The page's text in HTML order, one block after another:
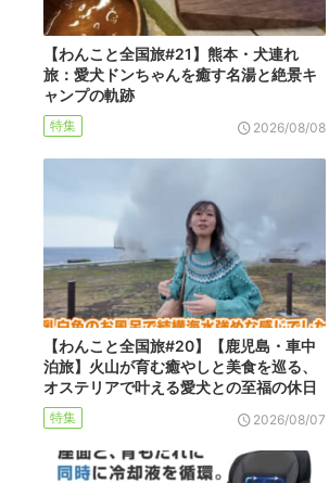
【わんこと全国旅#21】熊本・犬連れ
旅：愛犬ドンちゃんを癒す名湯と絶景キ
ャンプの軌跡
特集 2026/08/08
【わんこと全国旅#20】【鹿児島・車中
泊旅】火山が育む癒やしと美食を巡る、
オステリアで叶える愛犬との至福の休日
特集 2026/08/07